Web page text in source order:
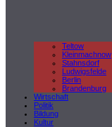
Teltow
Kleinmachnow
Stahnsdorf
Ludwigsfelde
Berlin
Brandenburg
Wirtschaft
Politik
Bildung
Kultur